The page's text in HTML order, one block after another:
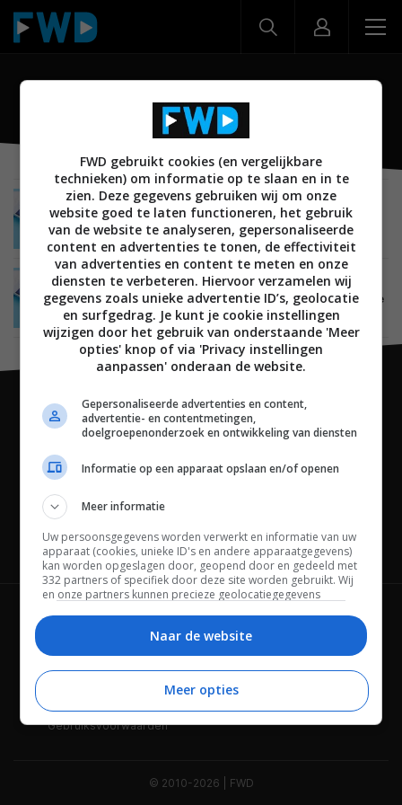
Pepsi Phone P1s
MOBILE 30 NOVEMBER 2015
Pepsi’s Android-phablet niet populair in China
MOBILE 20 NOVEMBER 2015
Pepsi Phone P1s biedt goede hardware voor lage
prijs
Channels
Wie is FWD Privacybeleid
Adverteren Contact
Gebruiksvoorwaarden
© 2010-2026 | FWD
FWD gebruikt cookies (en vergelijkbare
technieken) om informatie op te slaan en in te
zien. Deze gegevens gebruiken wij om onze
website goed te laten functioneren, het gebruik
van de website te analyseren, gepersonaliseerde
content en advertenties te tonen, de effectiviteit
van advertenties en content te meten en onze
diensten te verbeteren. Hiervoor verzamelen wij
gegevens zoals unieke advertentie ID’s, geolocatie
en surfgedrag. Je kunt je cookie instellingen
wijzigen door het gebruik van onderstaande 'Meer
opties' knop of via 'Privacy instellingen
aanpassen' onderaan de website.
Gepersonaliseerde advertenties en content,
advertentie- en contentmetingen,
doelgroepenonderzoek en ontwikkeling van diensten
Informatie op een apparaat opslaan en/of openen
Meer informatie
Uw persoonsgegevens worden verwerkt en informatie van uw
apparaat (cookies, unieke ID's en andere apparaatgegevens)
kan worden opgeslagen door, geopend door en gedeeld met
332 partners of specifiek door deze site worden gebruikt. Wij
en onze partners kunnen precieze geolocatiegegevens
Bepaalde leveranciers kunnen uw persoonsgegevens
beheren. Zoek onderaan deze pagina of in het sitemenu naar
een link om uw toestemming te beheren of in te trekken via de
privacy- en cookie-instellingen.
Naar de website
Meer opties